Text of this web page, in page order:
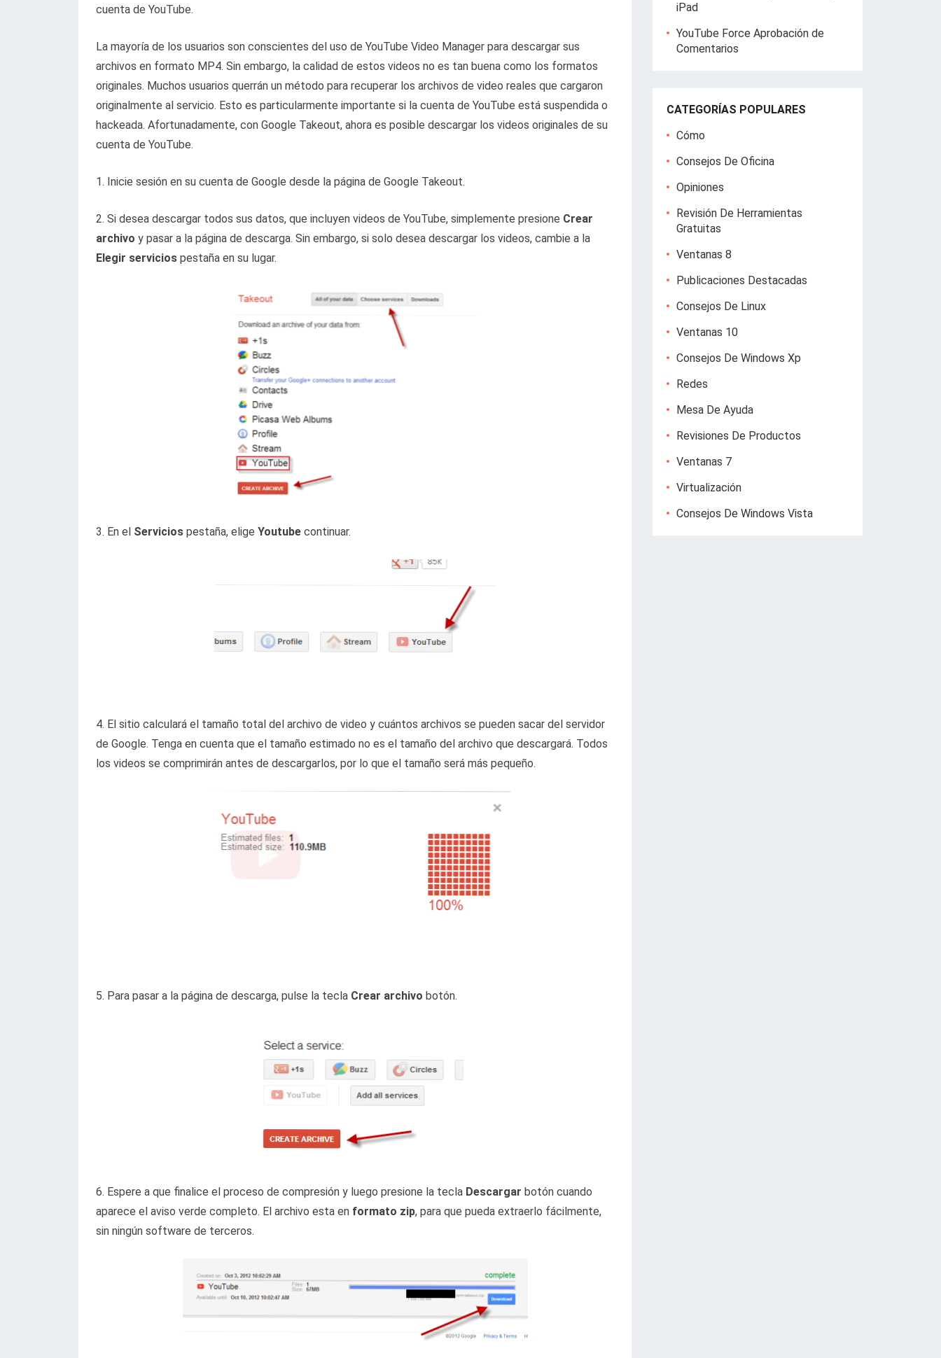
cuenta de YouTube.
La mayoría de los usuarios son conscientes del uso de YouTube Video Manager para descargar sus
archivos en formato MP4. Sin embargo, la calidad de estos videos no es tan buena como los formatos
originales. Muchos usuarios querrán un método para recuperar los archivos de video reales que cargaron
originalmente al servicio. Esto es particularmente importante si la cuenta de YouTube está suspendida o
hackeada. Afortunadamente, con Google Takeout, ahora es posible descargar los videos originales de su
cuenta de YouTube.
1. Inicie sesión en su cuenta de Google desde la página de Google Takeout.
2. Si desea descargar todos sus datos, que incluyen videos de YouTube, simplemente presione Crear
archivo y pasar a la página de descarga. Sin embargo, si solo desea descargar los videos, cambie a la
Elegir servicios pestaña en su lugar.
3. En el Servicios pestaña, elige Youtube continuar.
4. El sitio calculará el tamaño total del archivo de video y cuántos archivos se pueden sacar del servidor
de Google. Tenga en cuenta que el tamaño estimado no es el tamaño del archivo que descargará. Todos
los videos se comprimirán antes de descargarlos, por lo que el tamaño será más pequeño.
5. Para pasar a la página de descarga, pulse la tecla Crear archivo botón.
6. Espere a que finalice el proceso de compresión y luego presione la tecla Descargar botón cuando
aparece el aviso verde completo. El archivo esta en formato zip, para que pueda extraerlo fácilmente,
sin ningún software de terceros.
iPad
YouTube Force Aprobación de
Comentarios
CATEGORÍAS POPULARES
Cómo
Consejos De Oficina
Opiniones
Revisión De Herramientas
Gratuitas
Ventanas 8
Publicaciones Destacadas
Consejos De Linux
Ventanas 10
Consejos De Windows Xp
Redes
Mesa De Ayuda
Revisiones De Productos
Ventanas 7
Virtualización
Consejos De Windows Vista